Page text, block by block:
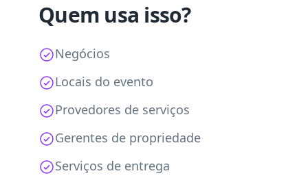
Quem usa isso?
Negócios
Locais do evento
Provedores de serviços
Gerentes de propriedade
Serviços de entrega